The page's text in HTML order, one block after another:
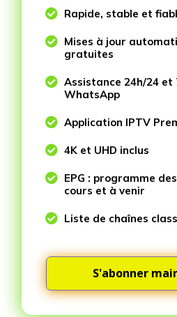
 Rapide, stable et
 Mises à jour
gratuites
 Assistance 24h/24 et
WhatsApp
 Application IPTV
 4K et UHD inclus
 EPG : programme
cours et à venir
 Liste de chaînes
S'abonner